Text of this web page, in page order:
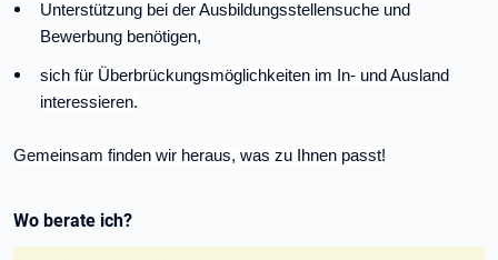
Unterstützung bei der Ausbildungsstellensuche und
Bewerbung benötigen,
sich für Überbrückungsmöglichkeiten im In- und Ausland
interessieren.
Gemeinsam finden wir heraus, was zu Ihnen passt!
Wo berate ich?